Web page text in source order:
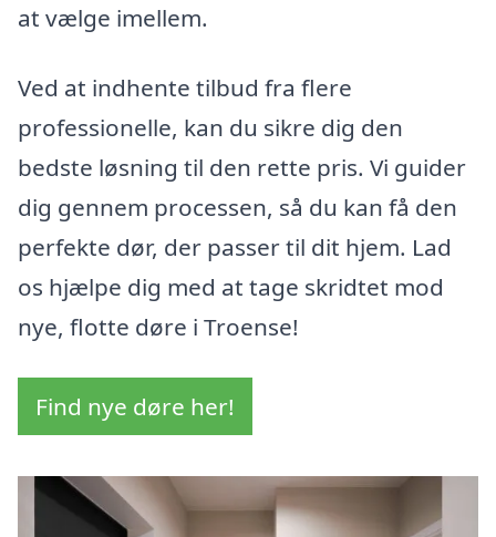
at vælge imellem.
Ved at indhente tilbud fra flere
professionelle, kan du sikre dig den
bedste løsning til den rette pris. Vi guider
dig gennem processen, så du kan få den
perfekte dør, der passer til dit hjem. Lad
os hjælpe dig med at tage skridtet mod
nye, flotte døre i Troense!
Find nye døre her!